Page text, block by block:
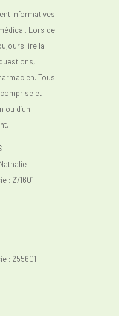
informatives
Lors de
lire la
Tous
et
ou d’un
: 271601
: 255601